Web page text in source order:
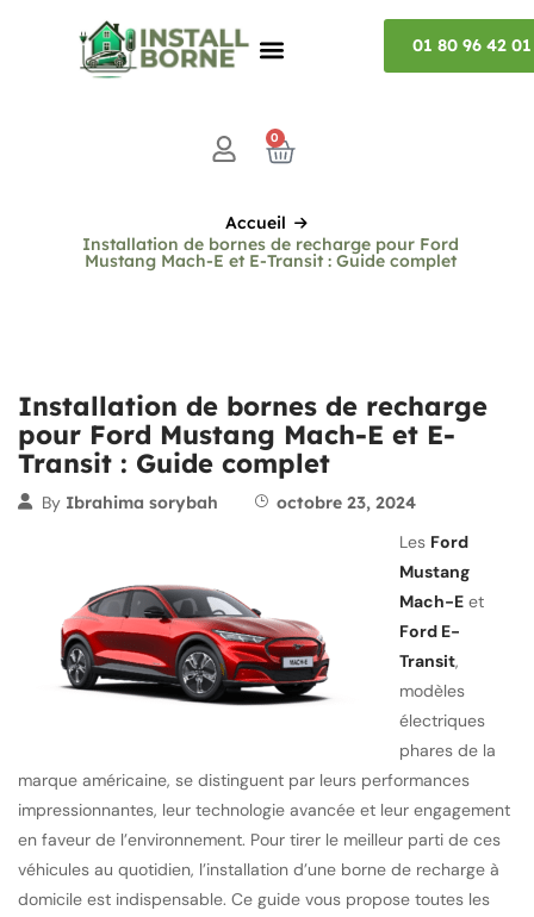
01 80 96 42 01
0
Accueil
Installation de bornes de recharge pour Ford
Mustang Mach-E et E-Transit : Guide complet
Installation de bornes de recharge
pour Ford Mustang Mach-E et E-
Transit : Guide complet
By Ibrahima sorybah
octobre 23, 2024
Les Ford
Mustang
Mach-E et
Ford E-
Transit,
modèles
électriques
phares de la
marque américaine, se distinguent par leurs performances
impressionnantes, leur technologie avancée et leur engagement
en faveur de l’environnement. Pour tirer le meilleur parti de ces
véhicules au quotidien, l’installation d’une borne de recharge à
domicile est indispensable. Ce guide vous propose toutes les